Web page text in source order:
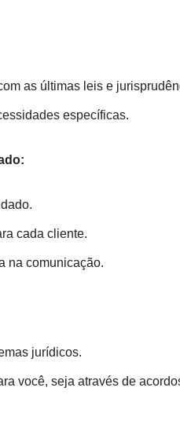
as últimas leis e
específicas.
cada cliente.
na comunicação.
jurídicos.
você, seja através de